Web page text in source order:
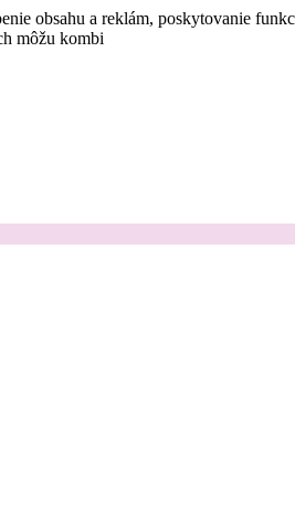
obsahu a reklám, poskytovanie
môžu kombi